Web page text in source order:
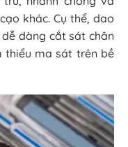
khác. Cụ thể, dao
dàng cắt sát chân
thiểu ma sát trên bề